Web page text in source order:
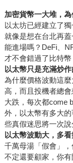
加密貨幣一大堆，
以太坊已經建立了
就像是想在台北再
能進場嗎？DeFi、
才不會錯過了比特幣
以太幣只是充滿炒
為什麼價格波動這
高，而且投機者總
大跌，每次都come
外，以太幣有多大
些真假迷思將一次說
以太幣波動大，多
千萬母湯「假會」
不定還要顧家，你